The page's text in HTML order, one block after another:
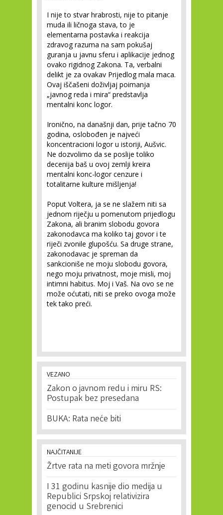
I nije to stvar hrabrosti, nije to pitanje
muda ili ličnoga stava, to je
elementarna postavka i reakcija
zdravog razuma na sam pokušaj
guranja u javnu sferu i aplikacije jednog
ovako rigidnog Zakona. Ta, verbalni
delikt je za ovakav Prijedlog mala maca.
Ovaj iščašeni doživljaj poimanja
„javnog reda i mira“ predstavlja
mentalni konc logor.
Ironično, na današnji dan, prije tačno 70
godina, oslobođen je najveći
koncentracioni logor u istoriji, Aušvic.
Ne dozvolimo da se poslije toliko
decenija baš u ovoj zemlji kreira
mentalni konc-logor cenzure i
totalitarne kulture mišljenja!
Poput Voltera, ja se ne slažem niti sa
jednom riječju u pomenutom prijedlogu
Zakona, ali branim slobodu govora
zakonodavca ma koliko taj govor i te
riječi zvonile glupošću. Sa druge strane,
zakonodavac je spreman da
sankcioniše ne moju slobodu govora,
nego moju privatnost, moje misli, moj
intimni habitus. Moj i Vaš. Na ovo se ne
može oćutati, niti se preko ovoga može
tek tako preći.
VEZANO
Zakon o javnom redu i miru RS:
Postupak bez presedana
BUKA: Rata neće biti
NAJČITANIJE
Žrtve rata na meti govora mržnje
I 31 godinu kasnije dio medija u
Republici Srpskoj relativizira
genocid u Srebrenici